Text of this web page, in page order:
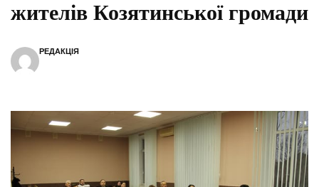
жителів Козятинської громади
РЕДАКЦІЯ